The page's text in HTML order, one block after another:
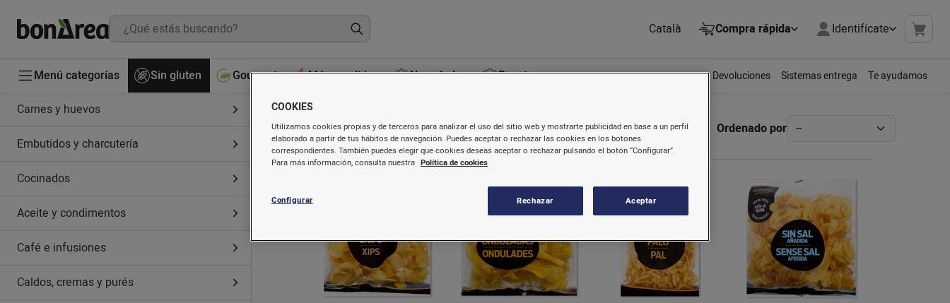
Català Compra rápida Identifícate
Menú categorías Sin gluten Gourmet Más vendidos Novedades Recetas Devoluciones Sistemas entrega Te ayudamos
Carnes y huevos
Embutidos y charcutería
Cocinados
Aceite y condimentos
Café e infusiones
Caldos, cremas y purés
Patatas chips Ordenado por
COOKIES
Utilizamos cookies propias y de terceros para analizar el uso del sitio web y mostrarte publicidad en base a un perfil
elaborado a partir de tus hábitos de navegación. Puedes aceptar o rechazar las cookies en los botones
correspondientes. También puedes elegir que cookies deseas aceptar o rechazar pulsando el botón “Configurar”.
Para más información, consulta nuestra Política de cookies
Configurar Rechazar Aceptar